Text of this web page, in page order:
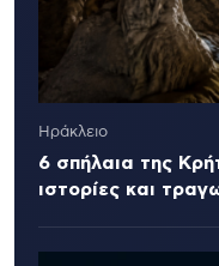
Ηράκλειο
6 σπήλαια της
ιστορίες και